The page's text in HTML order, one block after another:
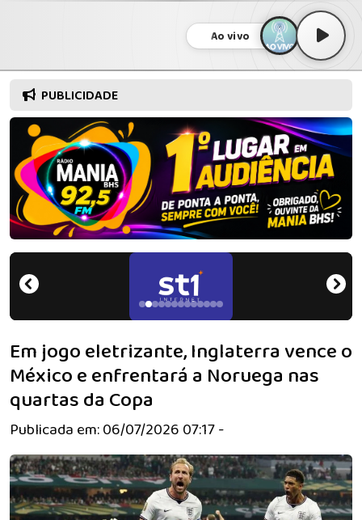
Ao vivo
PUBLICIDADE
Em jogo eletrizante, Inglaterra vence o
México e enfrentará a Noruega nas
quartas da Copa
Publicada em: 06/07/2026 07:17 -